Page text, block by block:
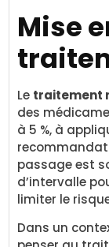
Mise
Le traitement
des
à 5 %, à
passage est
d’intervalle
limiter le
Dans un